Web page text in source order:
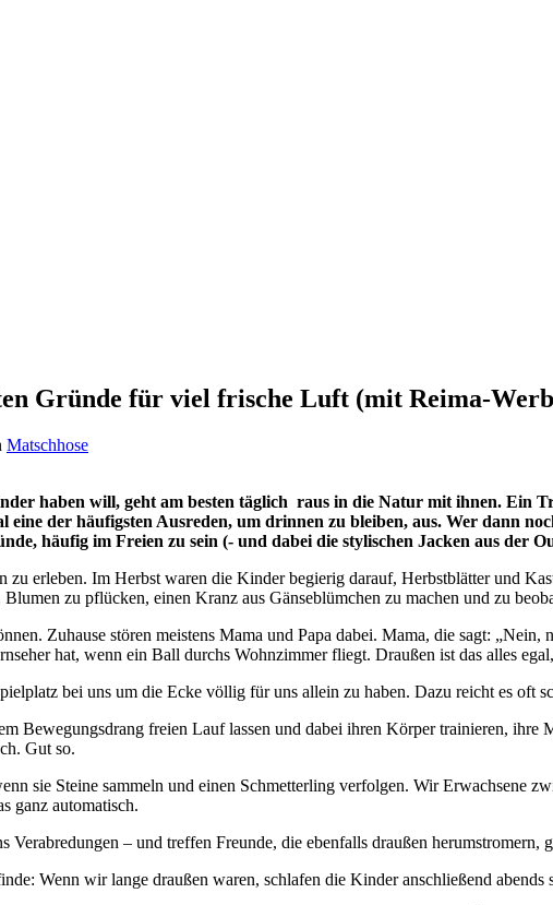
Gründe für viel frische Luft (mit Reima-
Matschhose
haben will, geht am besten täglich raus in die Natur mit ihnen. Ein
eine der häufigsten Ausreden, um drinnen zu bleiben, aus. Wer dann
häufig im Freien zu sein (- und dabei die stylischen Jacken aus der
zu erleben. Im Herbst waren die Kinder begierig darauf, Herbstblätter und
zu pflücken, einen Kranz aus Gänseblümchen zu machen und zu
Zuhause stören meistens Mama und Papa dabei. Mama, die sagt:
hat, wenn ein Ball durchs Wohnzimmer fliegt. Draußen ist das alles
bei uns um die Ecke völlig für uns allein zu haben. Dazu reicht es oft
Bewegungsdrang freien Lauf lassen und dabei ihren Körper trainieren,
Gut so.
sie Steine sammeln und einen Schmetterling verfolgen. Wir
ganz automatisch.
– und treffen Freunde, die ebenfalls draußen herumstromern,
Wenn wir lange draußen waren, schlafen die Kinder anschließend